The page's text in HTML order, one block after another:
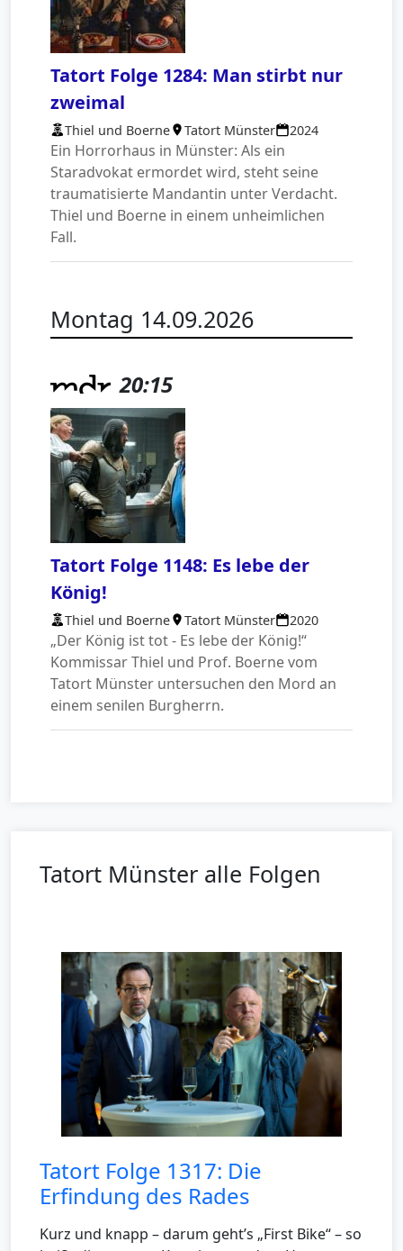
Tatort Folge 1284: Man stirbt nur
zweimal
Thiel und Boerne Tatort Münster 2024
Ein Horrorhaus in Münster: Als ein
Staradvokat ermordet wird, steht seine
traumatisierte Mandantin unter Verdacht.
Thiel und Boerne in einem unheimlichen
Fall.
Montag 14.09.2026
20:15
Tatort Folge 1148: Es lebe der
König!
Thiel und Boerne Tatort Münster 2020
„Der König ist tot - Es lebe der König!“
Kommissar Thiel und Prof. Boerne vom
Tatort Münster untersuchen den Mord an
einem senilen Burgherrn.
Tatort Münster alle Folgen
Tatort Folge 1317: Die
Erfindung des Rades
Kurz und knapp – darum geht’s „First Bike“ – so